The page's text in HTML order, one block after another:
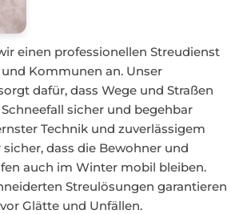
einen professionellen Streudienst
Kommunen an. Unser
dafür, dass Wege und Straßen
sicher und begehbar
Technik und zuverlässigem
dass die Bewohner und
auch im Winter mobil bleiben.
Streulösungen garantieren
Glätte und Unfällen.